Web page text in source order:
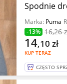
Spodnie
Marka: Puma
-13% 16,26
KUP TERAZ
14,10 zł
CZĘSTO